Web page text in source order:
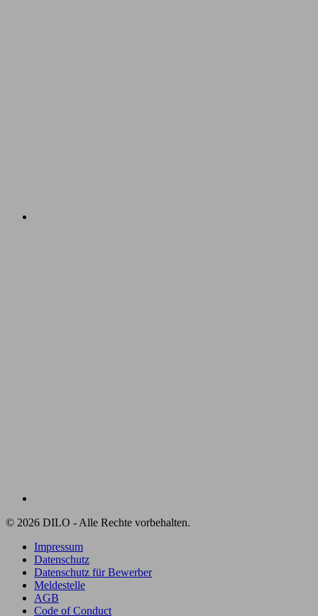
© 2026 DILO - Alle Rechte vorbehalten.
Impressum
Datenschutz
Datenschutz für Bewerber
Meldestelle
AGB
Code of Conduct